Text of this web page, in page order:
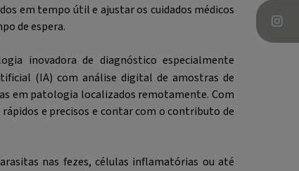
em tempo útil e ajustar os cuidados médicos
de espera.
inovadora de diagnóstico especialmente
(IA) com análise digital de amostras de
em patologia localizados remotamente. Com
e precisos e contar com o contributo de
nas fezes, células inflamatórias ou até